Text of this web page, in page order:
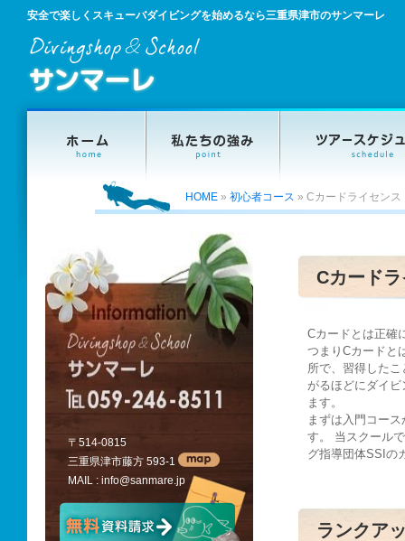
安全で楽しくスキューバダイビングを始めるなら三重県津市のサンマーレ
HOME » 初心者コース » Cカードライセンス
Cカード
Cカードとは正確
つまりCカードと
所で、習得した
がるほどにダイ
ます。
まずは入門コー
す。 当スクール
グ指導団体SSIの
ランクア
〒514-0815
三重県津市藤方 593-1
MAIL : info@sanmare.jp